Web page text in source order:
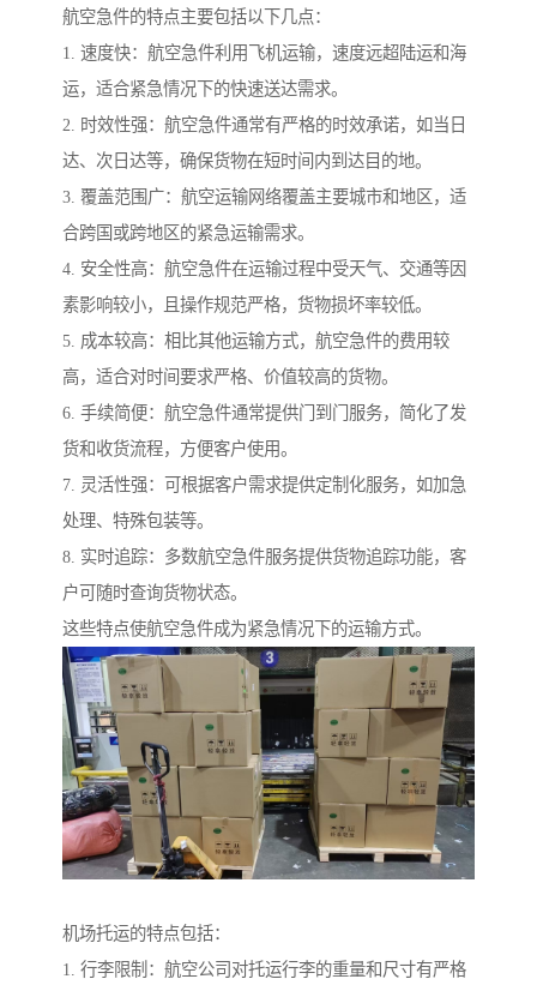
航空急件的特点主要包括以下几点：
1. 速度快：航空急件利用飞机运输，速度远超陆运和海
运，适合紧急情况下的快速送达需求。
2. 时效性强：航空急件通常有严格的时效承诺，如当日
达、次日达等，确保货物在短时间内到达目的地。
3. 覆盖范围广：航空运输网络覆盖主要城市和地区，适
合跨国或跨地区的紧急运输需求。
4. 安全性高：航空急件在运输过程中受天气、交通等因
素影响较小，且操作规范严格，货物损坏率较低。
5. 成本较高：相比其他运输方式，航空急件的费用较
高，适合对时间要求严格、价值较高的货物。
6. 手续简便：航空急件通常提供门到门服务，简化了发
货和收货流程，方便客户使用。
7. 灵活性强：可根据客户需求提供定制化服务，如加急
处理、特殊包装等。
8. 实时追踪：多数航空急件服务提供货物追踪功能，客
户可随时查询货物状态。
这些特点使航空急件成为紧急情况下的运输方式。
机场托运的特点包括：
1. 行李限制：航空公司对托运行李的重量和尺寸有严格